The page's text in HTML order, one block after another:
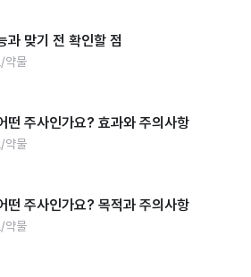
과 맞기 전 확인할 점
약물
떤 주사인가요? 효과와 주의사항
약물
떤 주사인가요? 목적과 주의사항
약물